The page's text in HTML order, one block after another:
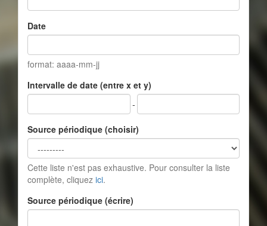
Date
format: aaaa-mm-jj
Intervalle de date (entre x et y)
-
Source périodique (choisir)
Cette liste n'est pas exhaustive. Pour consulter la liste
complète, cliquez ici.
Source périodique (écrire)